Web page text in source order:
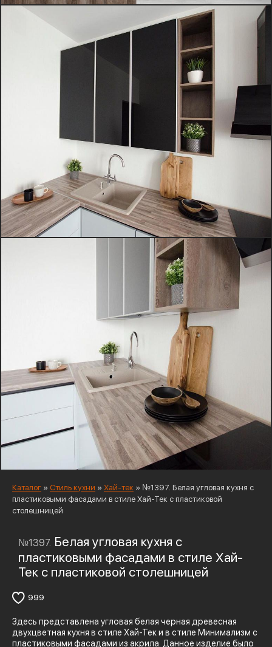
Каталог » Стиль кухни » Хай-тек » №1397. Белая угловая кухня с
пластиковыми фасадами в стиле Хай-Тек с пластиковой
столешницей
№1397. Белая угловая кухня с
пластиковыми фасадами в стиле Хай-
Тек с пластиковой столешницей
999
Здесь представлена угловая белая черная древесная
двухцветная кухня в стиле Хай-Тек и в стиле Минимализм с
пластиковыми фасадами из акрила. Данное изделие было